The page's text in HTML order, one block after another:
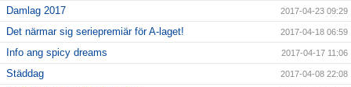
Damlag 2017 2017-04-23 09:29
Det närmar sig seriepremiär för A-laget! 2017-04-18 06:59
Info ang spicy dreams 2017-04-17 11:06
Städdag 2017-04-08 22:08